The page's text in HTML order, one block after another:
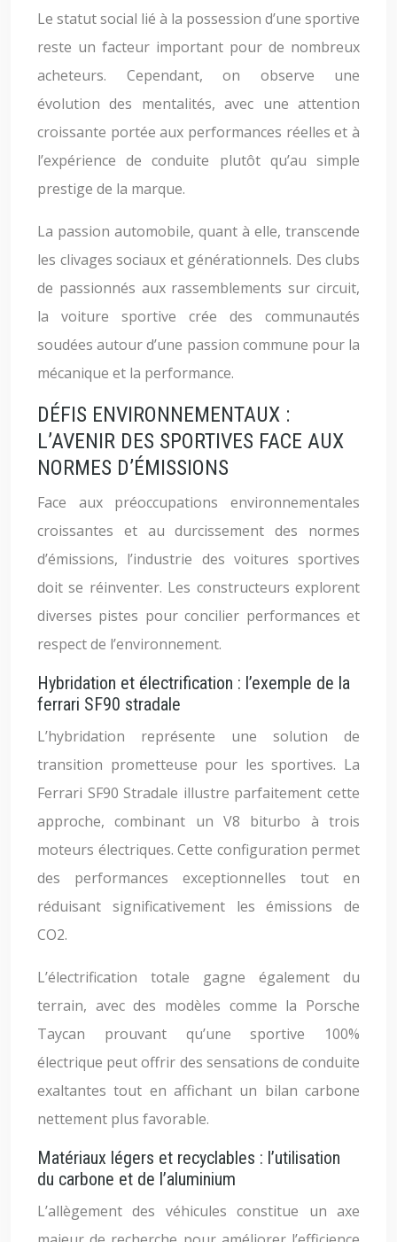
Le statut social lié à la possession d’une sportive
reste un facteur important pour de nombreux
acheteurs. Cependant, on observe une
évolution des mentalités, avec une attention
croissante portée aux performances réelles et à
l’expérience de conduite plutôt qu’au simple
prestige de la marque.
La passion automobile, quant à elle, transcende
les clivages sociaux et générationnels. Des clubs
de passionnés aux rassemblements sur circuit,
la voiture sportive crée des communautés
soudées autour d’une passion commune pour la
mécanique et la performance.
DÉFIS ENVIRONNEMENTAUX :
L’AVENIR DES SPORTIVES FACE AUX
NORMES D’ÉMISSIONS
Face aux préoccupations environnementales
croissantes et au durcissement des normes
d’émissions, l’industrie des voitures sportives
doit se réinventer. Les constructeurs explorent
diverses pistes pour concilier performances et
respect de l’environnement.
Hybridation et électrification : l’exemple de la
ferrari SF90 stradale
L’hybridation représente une solution de
transition prometteuse pour les sportives. La
Ferrari SF90 Stradale illustre parfaitement cette
approche, combinant un V8 biturbo à trois
moteurs électriques. Cette configuration permet
des performances exceptionnelles tout en
réduisant significativement les émissions de
CO2.
L’électrification totale gagne également du
terrain, avec des modèles comme la Porsche
Taycan prouvant qu’une sportive 100%
électrique peut offrir des sensations de conduite
exaltantes tout en affichant un bilan carbone
nettement plus favorable.
Matériaux légers et recyclables : l’utilisation
du carbone et de l’aluminium
L’allègement des véhicules constitue un axe